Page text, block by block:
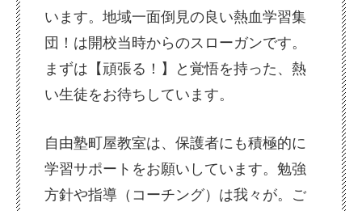
います。地域一面倒見の良い熱血学習集
団！は開校当時からのスローガンです。
まずは【頑張る！】と覚悟を持った、熱
い生徒をお待ちしています。
自由塾町屋教室は、保護者にも積極的に
学習サポートをお願いしています。勉強
方針や指導（コーチング）は我々が。ご